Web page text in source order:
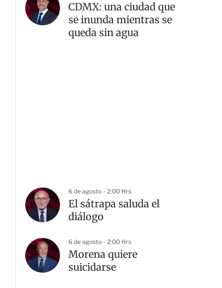
CDMX: una ciudad que
se inunda mientras se
queda sin agua
6 de agosto - 2:00 Hrs
El sátrapa saluda el
diálogo
6 de agosto - 2:00 Hrs
Morena quiere
suicidarse